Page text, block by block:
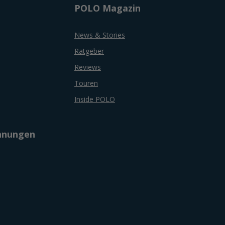
POLO Magazin
News & Stories
Ratgeber
Reviews
Touren
Inside POLO